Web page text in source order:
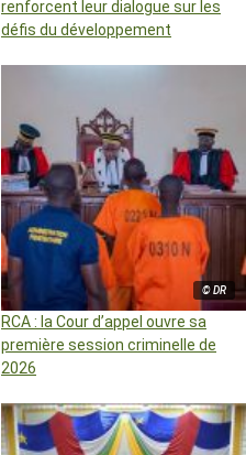
renforcent leur dialogue sur les
défis du développement
© DR
RCA : la Cour d’appel ouvre sa
première session criminelle de
2026